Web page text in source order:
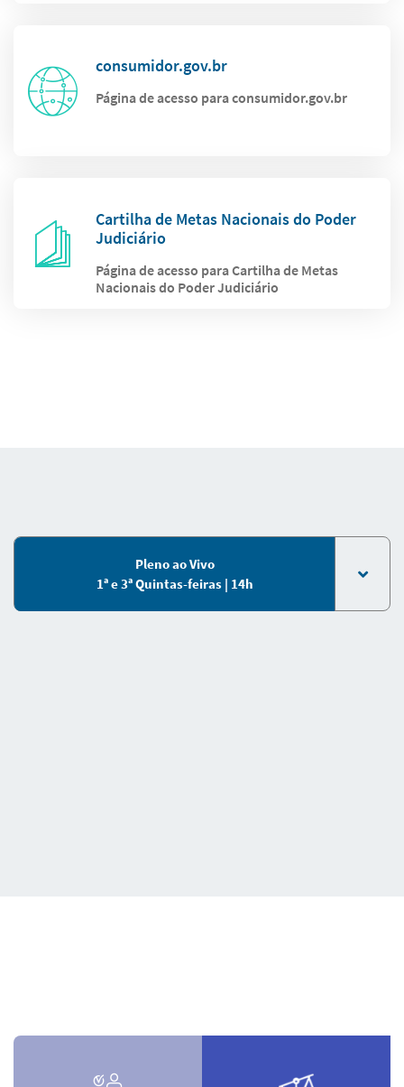
consumidor.gov.br
Página de acesso para consumidor.gov.br
Cartilha de Metas Nacionais do Poder
Judiciário
Página de acesso para Cartilha de Metas
Nacionais do Poder Judiciário
Pleno ao Vivo
1ª e 3ª Quintas-feiras | 14h